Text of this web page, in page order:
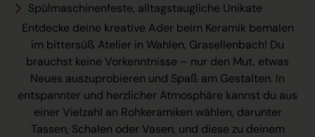
Spülmaschinenfeste, alltagstaugliche Unikate
Entdecke deine kreative Ader beim Keramik bemalen
im bittersüß Atelier in Wahlen, Grasellenbach! Du
brauchst keine Vorkenntnisse – nur den Mut, etwas
Neues auszuprobieren und Spaß am Gestalten. In
entspannter und herzlicher Atmosphäre kannst du aus
einer Vielzahl an Rohkeramiken wählen, darunter
Tassen, Schalen oder Vasen, und diese zu deinem